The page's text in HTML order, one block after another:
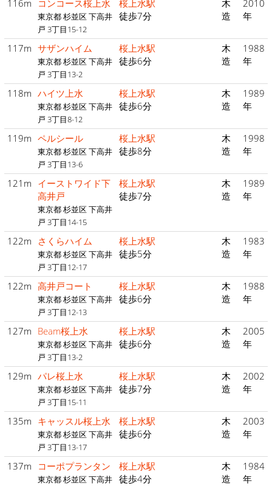
116m コンコース桜上水
東京都 杉並区 下高井
戸 3丁目15-12
桜上水駅
徒歩7分
木
造
2010
年
117m サザンハイム
東京都 杉並区 下高井
戸 3丁目13-2
桜上水駅
徒歩6分
木
造
1988
年
118m ハイツ上水
東京都 杉並区 下高井
戸 3丁目8-12
桜上水駅
徒歩6分
木
造
1989
年
119m ペルシール
東京都 杉並区 下高井
戸 3丁目13-6
桜上水駅
徒歩8分
木
造
1998
年
121m イーストワイド下
高井戸
東京都 杉並区 下高井
戸 3丁目14-15
桜上水駅
徒歩7分
木
造
1989
年
122m さくらハイム
東京都 杉並区 下高井
戸 3丁目12-17
桜上水駅
徒歩5分
木
造
1983
年
122m 高井戸コート
東京都 杉並区 下高井
戸 3丁目12-13
桜上水駅
徒歩6分
木
造
1988
年
127m Beam桜上水
東京都 杉並区 下高井
戸 3丁目13-2
桜上水駅
徒歩6分
木
造
2005
年
129m パレ桜上水
東京都 杉並区 下高井
戸 3丁目15-11
桜上水駅
徒歩7分
木
造
2002
年
135m キャッスル桜上水
東京都 杉並区 下高井
戸 3丁目13-17
桜上水駅
徒歩6分
木
造
2003
年
137m コーポプランタン
東京都 杉並区 下高井
桜上水駅
徒歩4分
木
造
1984
年